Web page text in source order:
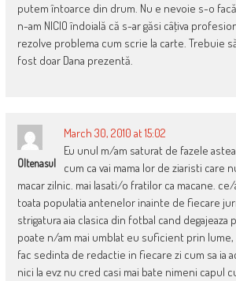
putem întoarce din drum. Nu e nevoie s-o
n-am NICIO îndoială că s-ar găsi câţiva
rezolve problema cum scrie la carte. Trebuie
fost doar Dana prezentă.
Oltenasul
March 30, 2010 at 15:02
Eu unul m/am saturat de fazele
cum ca vai mama lor de ziaristi care
macar zilnic. mai lasati/o fratilor ca macane.
toata populatia antenelor inainte de fiecare
strigatura aia clasica din fotbal cand
poate n/am mai umblat eu suficient prin lume,
fac sedinta de redactie in fiecare zi cum sa ia
nici la evz nu cred casi mai bate nimeni capul